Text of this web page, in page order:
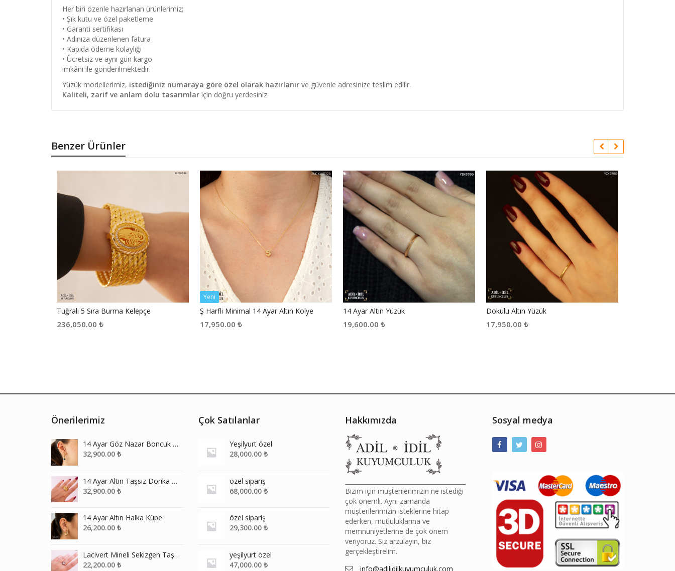
Her biri özenle hazırlanan ürünlerimiz;
• Şık kutu ve özel paketleme
• Garanti sertifikası
• Adınıza düzenlenen fatura
• Kapıda ödeme kolaylığı
• Ücretsiz ve aynı gün kargo
imkânı ile gönderilmektedir.
Yüzük modellerimiz, istediğiniz numaraya göre özel olarak hazırlanır ve güvenle adresinize teslim edilir.
Kaliteli, zarif ve anlam dolu tasarımlar için doğru yerdesiniz.
Benzer Ürünler
Tuğralı 5 Sıra Burma Kelepçe
236,050.00 ₺
Yeni
Ş Harfli Minimal 14 Ayar Altın Kolye
17,950.00 ₺
14 Ayar Altın Yüzük
19,600.00 ₺
Dokulu Altın Yüzük
17,950.00 ₺
Önerilerimiz
14 Ayar Göz Nazar Boncuk Sallantılı J Küpe
32,900.00 ₺
14 Ayar Altın Taşsız Dorika Yüzük
32,900.00 ₺
14 Ayar Altın Halka Küpe
26,200.00 ₺
Lacivert Mineli Sekizgen Taşlı Yüzük
22,200.00 ₺
Çok Satılanlar
Yeşilyurt özel
28,000.00 ₺
özel sipariş
68,000.00 ₺
özel sipariş
29,300.00 ₺
yeşilyurt özel
47,000.00 ₺
Hakkımızda
Bizim için müşterilerimizin ne istediği
çok önemli. Aynı zamanda
müşterilerimizin isteklerine hitap
ederken, mutluluklarına ve
memnuniyetlerine de çok önem
veriyoruz. Siz arzulayın, biz
gerçekleştirelim.
info@adilidilkuyumculuk.com
Sosyal medya